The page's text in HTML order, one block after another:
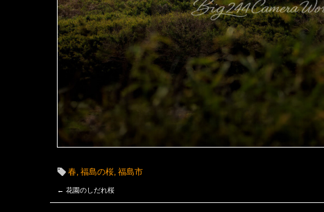
春 福島の桜 福島市
← 花園のしだれ桜